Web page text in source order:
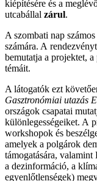
kiépítésére és a
utcabállal zárul.
A szombati nap
számára. A
bemutatja a projektet,
témáit.
A látogatók ezt
Gasztronómiai utazás
országok csapatai
különlegességeiket. A
workshopok és
amelyek a polgárok
támogatására,
a dezinformáció, a
egyenlőtlenségek)